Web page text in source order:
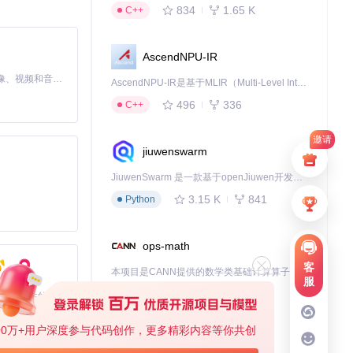
邀请
客
服
万+用户深度参与代码创作，更多精彩内容等你共创
MiniMax H3 是一个通用的全模态生成系统。它支持对由文本、图像、视频和音频组成的多模态上下文进行统一理解，并能生成分辨率高达 2K、时长可达 15 秒的带原生立体声音频的视频。得益于面向任务泛化的系统设计，H3 在预训练阶段就已具备广泛的多模态上下文理解与生成能力，能够出色地执行复杂的多模态指令。
基于Python的Xiaozhi AI，适用于想要完整Xiaozhi体验而无需拥有专用硬件的用户。
C++ 834 1.65 K
AscendNPU-IR
AscendNPU-IR是基于MLIR（Multi-Level Intermediate Representation）构建的，面向昇腾亲和算子编译时使用的中间表示，提供昇腾完备表达能力，通过编译优化提升昇腾AI处理器计算效率，支持通过生态框架使能昇腾AI处理器与深度调优
C++
496 336
jiuwenswarm
JiuwenSwarm 是一款基于openJiuwen开发的智能AI Agent，它能够将大语言模型的强大能力，通过你日常使用的各类通讯应用，直接延伸至你的指尖。
Python
3.15 K 841
ops-math
C++
deveco-code